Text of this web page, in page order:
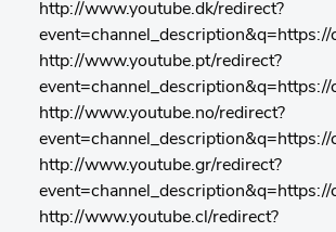
http://www.youtube.dk/redirect?
http://www.youtube.pt/redirect?
http://www.youtube.no/redirect?
http://www.youtube.gr/redirect?
http://www.youtube.cl/redirect?